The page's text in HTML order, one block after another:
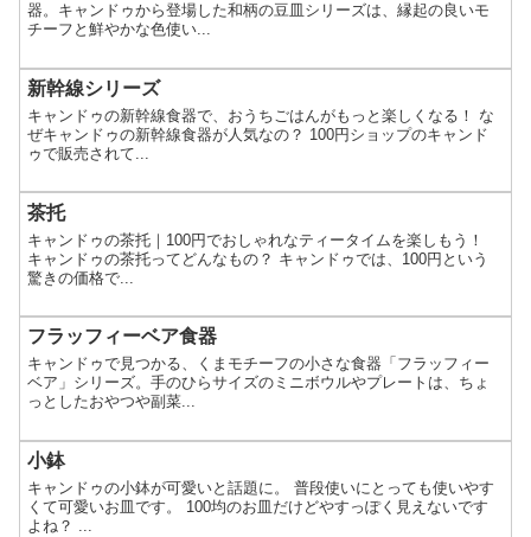
器。キャンドゥから登場した和柄の豆皿シリーズは、縁起の良いモ
チーフと鮮やかな色使い...
新幹線シリーズ
キャンドゥの新幹線食器で、おうちごはんがもっと楽しくなる！ な
ぜキャンドゥの新幹線食器が人気なの？ 100円ショップのキャンド
ゥで販売されて...
茶托
キャンドゥの茶托｜100円でおしゃれなティータイムを楽しもう！
キャンドゥの茶托ってどんなもの？ キャンドゥでは、100円という
驚きの価格で...
フラッフィーベア食器
キャンドゥで見つかる、くまモチーフの小さな食器「フラッフィー
ベア」シリーズ。手のひらサイズのミニボウルやプレートは、ちょ
っとしたおやつや副菜...
小鉢
キャンドゥの小鉢が可愛いと話題に。 普段使いにとっても使いやす
くて可愛いお皿です。 100均のお皿だけどやすっぽく見えないです
よね？ ...